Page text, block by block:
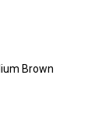
Brown